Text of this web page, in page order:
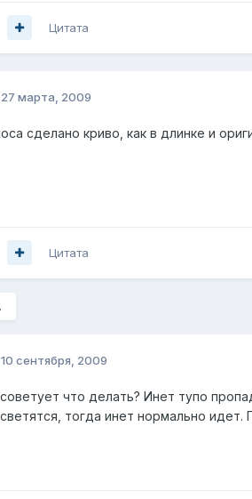
Цитата
27 марта, 2009
сделано криво, как в длинке и
Цитата
10 сентября, 2009
что делать? Инет тупо
тогда инет нормально